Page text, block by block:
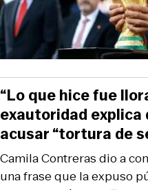
Camila Contreras dio a
una frase que la expuso
“Lo que hice fue
exautoridad
acusar “tortura de